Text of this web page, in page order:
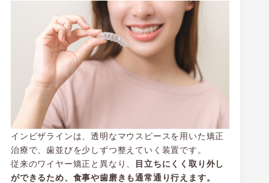
インビザラインは、透明なマウスピースを用いた矯正
治療で、歯並びを少しずつ整えていく装置です。
従来のワイヤー矯正と異なり、
目立ちにくく取り外し
ができるため、食事や歯磨きも通常通り行えます。